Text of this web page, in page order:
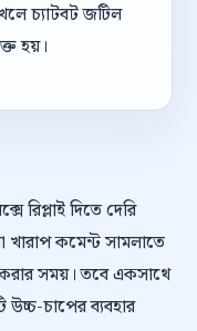
চ্যাটবট জটিল
হয়।
দিতে দেরি
খারাপ কমেন্ট সামলাতে
সময়। তবে একসাথে
চাপের ব্যবহার